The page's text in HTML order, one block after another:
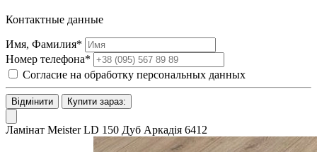
Контактные данные
Имя, Фамилия*
Номер телефона*
Согласие на обработку персональных данных
Відмінити Купити зараз:
Ламінат Meister LD 150 Дуб Аркадія 6412